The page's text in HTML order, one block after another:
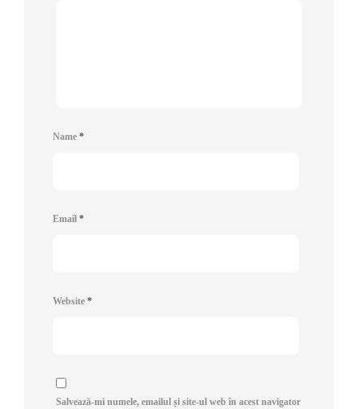
Name *
Email *
Website *
Salvează-mi numele, emailul și site-ul web în acest navigator